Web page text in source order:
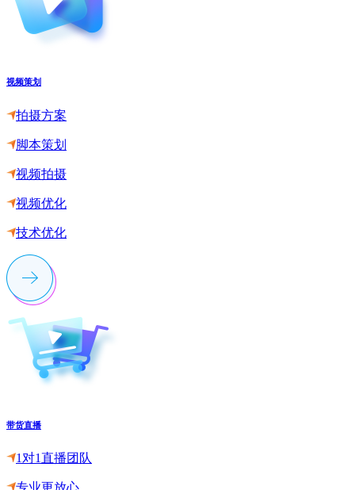
视频策划
拍摄方案
脚本策划
视频拍摄
视频优化
技术优化
带货直播
1对1直播团队